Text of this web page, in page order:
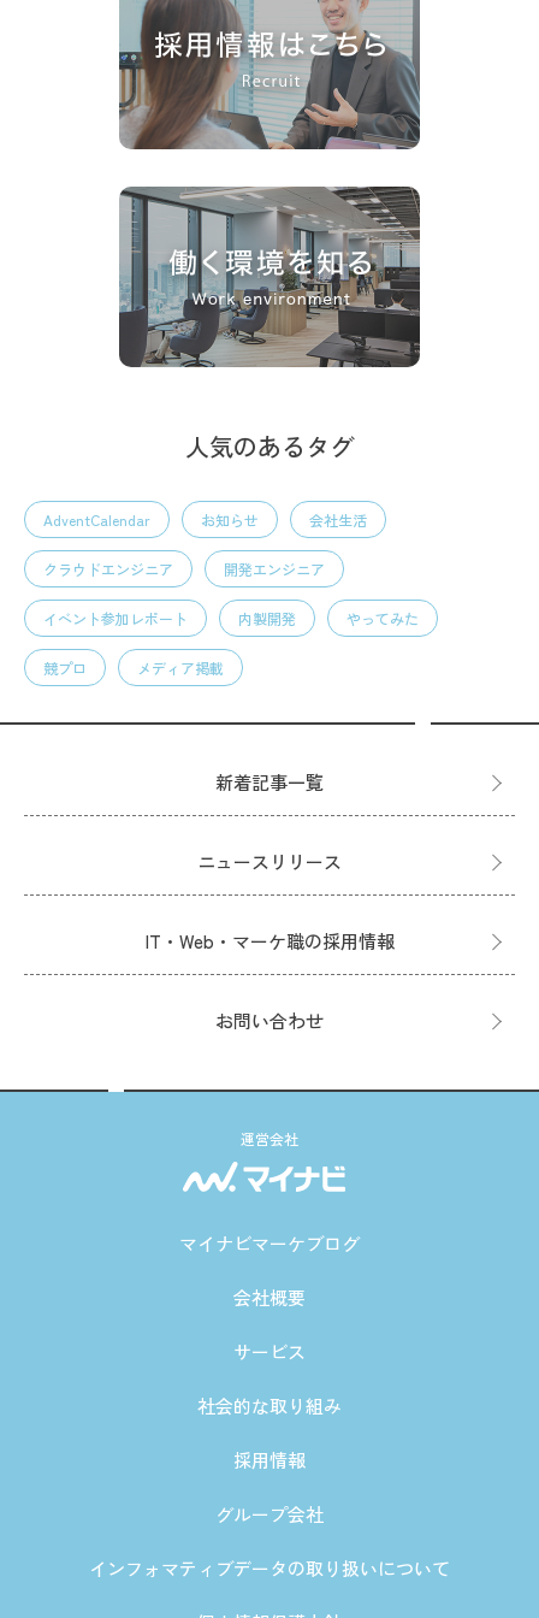
人気のあるタグ
AdventCalendar お知らせ 会社生活
クラウドエンジニア 開発エンジニア
イベント参加レポート 内製開発 やってみた
競プロ メディア掲載
新着記事一覧
ニュースリリース
IT・Web・マーケ職の採用情報
お問い合わせ
運営会社
マイナビマーケブログ
会社概要
サービス
社会的な取り組み
採用情報
グループ会社
インフォマティブデータの取り扱いについて